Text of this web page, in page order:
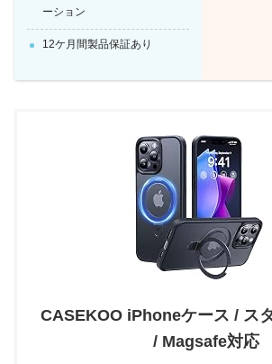
ーション
12ケ月間製品保証あり
CASEKOO iPhoneケース / ス
/ Magsafe対応